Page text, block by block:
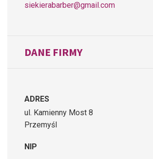
siekierabarber@gmail.com
DANE FIRMY
ADRES
ul. Kamienny Most 8
Przemyśl
NIP